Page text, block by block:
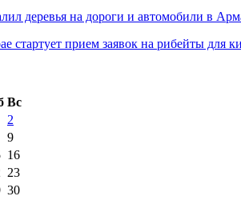
деревья на дороги и автомобили в
стартует прием заявок на рибейты для
Вс
2
9
16
23
30